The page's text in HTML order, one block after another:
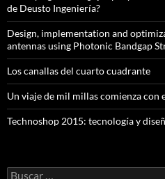
de Deusto Ingeniería?
Design, implementation and
antennas using Photonic Bandgap
Los canallas del cuarto cuadrante
Un viaje de mil millas comienza con
Technoshop 2015: tecnología y
Buscar: